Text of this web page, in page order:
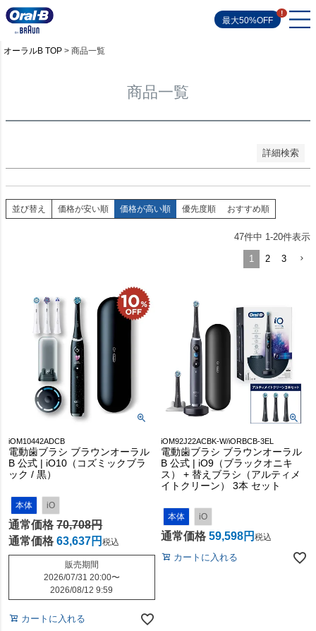
最大50%OFF
オーラルB TOP 商品一覧
商品一覧
詳細検索
新着順
価格が高い順
キーワードヒット順
検索
並び替え 価格が安い順 価格が高い順 優先度順 おすすめ順
47件中 1-20件表示
1 2 3
iOM10442ADCB
電動歯ブラシ ブラウンオーラル
B 公式 | iO10（コズミックブラ
ック / 黒）
本体 iO
通常価格 70,708
通常価格 63,637 税込
販売期間
2026/07/31 20:00〜
2026/08/12 9:59
カートに入れる
iOM92J22ACBK-W/iORBCB-3EL
電動歯ブラシ ブラウンオーラル
B 公式 | iO9（ブラックオニキ
ス） + 替えブラシ（アルティメ
イトクリーン） 3本 セット
本体 iO
通常価格 59,598 税込
カートに入れる